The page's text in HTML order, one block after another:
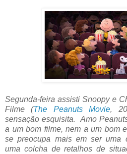
Segunda-feira assisti Snoopy e
Filme (The Peanuts Movie,
sensação esquisita. Amo
a um bom filme, nem a um bom
se preocupa mais em ser uma
uma colcha de retalhos de